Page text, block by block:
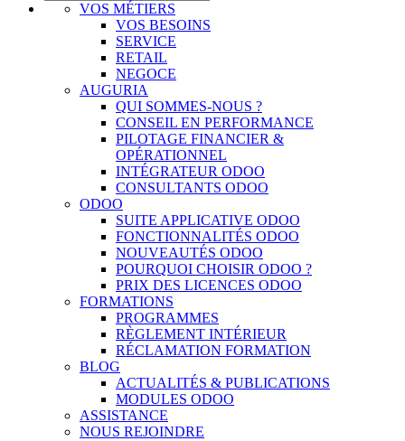
VOS MÉTIERS
VOS BESOINS
SERVICE
RETAIL
NEGOCE
AUGURIA
QUI SOMMES-NOUS ?
CONSEIL EN PERFORMANCE
PILOTAGE FINANCIER &
OPÉRATIONNEL
INTÉGRATEUR ODOO
CONSULTANTS ODOO
ODOO
SUITE APPLICATIVE ODOO
FONCTIONNALITÉS ODOO
NOUVEAUTÉS ODOO
POURQUOI CHOISIR ODOO ?
PRIX DES LICENCES ODOO
FORMATIONS
PROGRAMMES
RÈGLEMENT INTÉRIEUR
RÉCLAMATION FORMATION
BLOG
ACTUALITÉS & PUBLICATIONS
MODULES ODOO
ASSISTANCE
NOUS REJOINDRE